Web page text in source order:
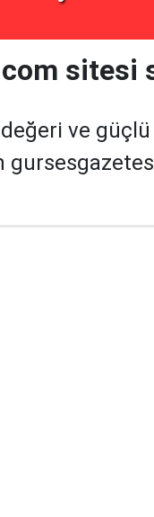
sitesi
ve